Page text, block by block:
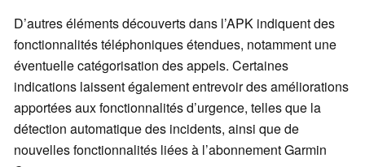
D’autres éléments découverts dans l’APK indiquent des
fonctionnalités téléphoniques étendues, notamment une
éventuelle catégorisation des appels. Certaines
indications laissent également entrevoir des améliorations
apportées aux fonctionnalités d’urgence, telles que la
détection automatique des incidents, ainsi que de
nouvelles fonctionnalités liées à l’abonnement Garmin